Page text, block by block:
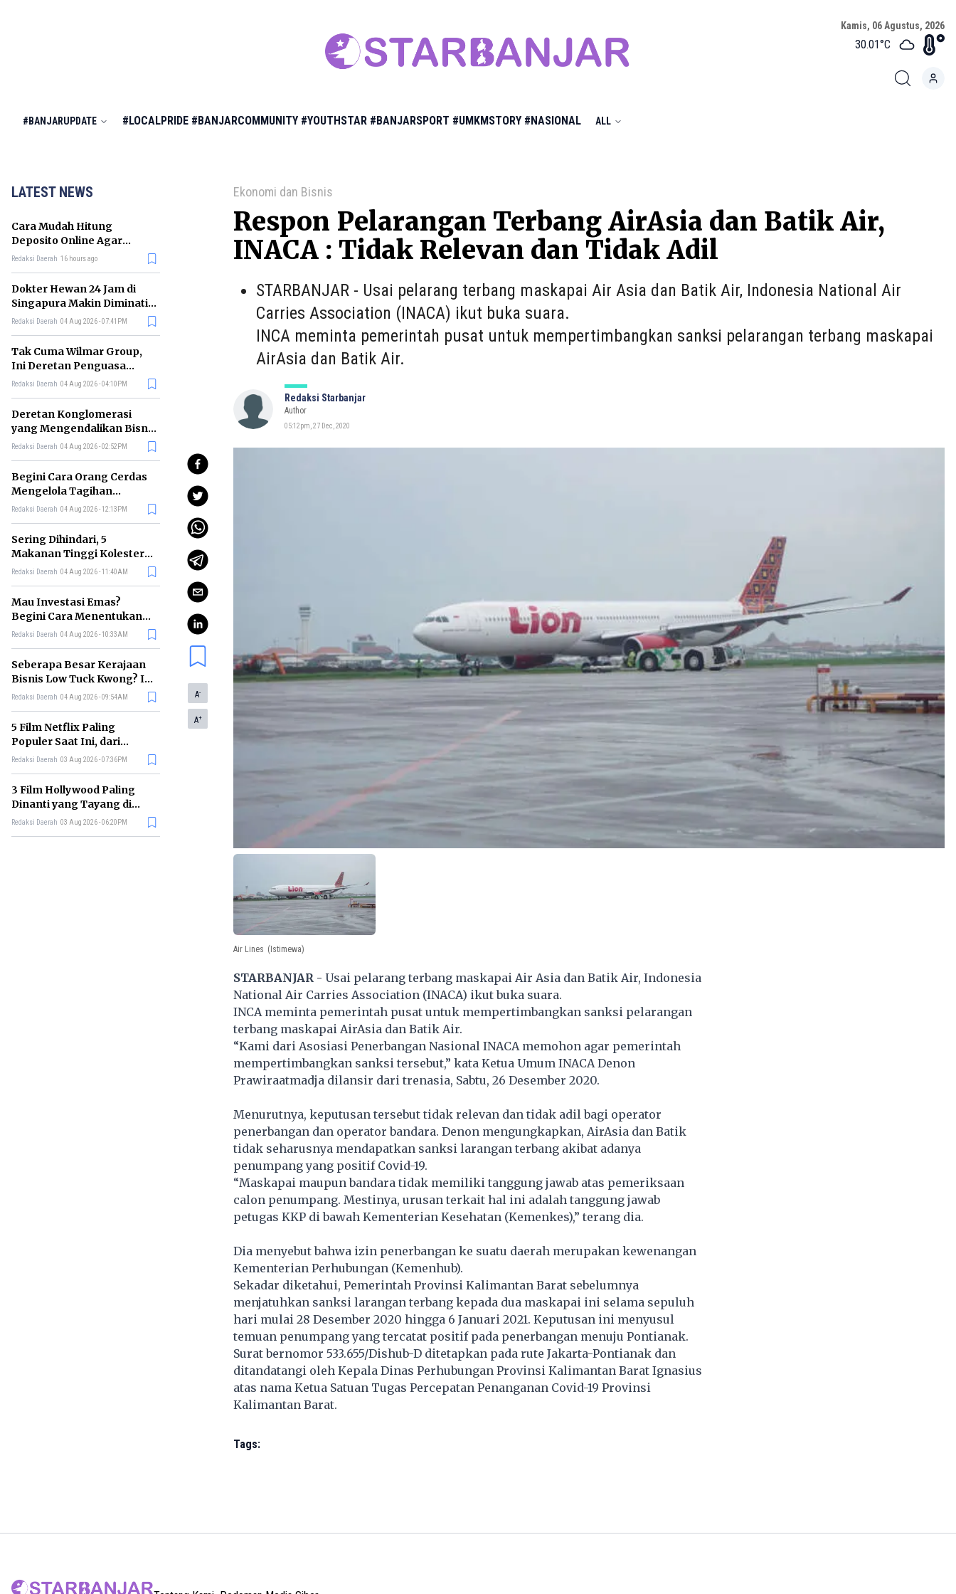
Kamis, 06 Agustus, 2026
30.01°C
#BANJARUPDATE #LOCALPRIDE #BANJARCOMMUNITY #YOUTHSTAR #BANJARSPORT #UMKMSTORY #NASIONAL ALL
LATEST NEWS
Cara Mudah Hitung
Deposito Online Agar
Untung dalam Jangka
Redaksi Daerah 16 hours ago
Dokter Hewan 24 Jam di
Singapura Makin Diminati,
Ini Alasannya
Redaksi Daerah 04 Aug 2026 - 07:41PM
Tak Cuma Wilmar Group,
Ini Deretan Penguasa
Bisnis Beras di Indonesia
Redaksi Daerah 04 Aug 2026 - 04:10PM
Deretan Konglomerasi
yang Mengendalikan Bisnis
Media Nasional, Siapa Saja?
Redaksi Daerah 04 Aug 2026 - 02:52PM
Begini Cara Orang Cerdas
Mengelola Tagihan
Bulanan agar Bebas Telat
Redaksi Daerah 04 Aug 2026 - 12:13PM
Sering Dihindari, 5
Makanan Tinggi Kolesterol
Ini Ternyata Menyehatkan
Redaksi Daerah 04 Aug 2026 - 11:40AM
Mau Investasi Emas?
Begini Cara Menentukan
Waktu Terbaik untuk
Redaksi Daerah 04 Aug 2026 - 10:33AM
Seberapa Besar Kerajaan
Bisnis Low Tuck Kwong? Ini
Pohon Usaha Pemilik BYAN
Redaksi Daerah 04 Aug 2026 - 09:54AM
5 Film Netflix Paling
Populer Saat Ini, dari
Thriller hingga Drama Seru
Redaksi Daerah 03 Aug 2026 - 07:36PM
3 Film Hollywood Paling
Dinanti yang Tayang di
Bioskop Agustus 2026
Redaksi Daerah 03 Aug 2026 - 06:20PM
Ekonomi dan Bisnis
Respon Pelarangan Terbang AirAsia dan Batik Air,
INACA : Tidak Relevan dan Tidak Adil
STARBANJAR - Usai pelarang terbang maskapai Air Asia dan Batik Air, Indonesia National Air
Carries Association (INACA) ikut buka suara.
INCA meminta pemerintah pusat untuk mempertimbangkan sanksi pelarangan terbang maskapai
AirAsia dan Batik Air.
Redaksi Starbanjar
Author
05:12pm, 27 Dec, 2020
A-
A+
Air Lines (Istimewa)
STARBANJAR - Usai pelarang terbang maskapai Air Asia dan Batik Air, Indonesia
National Air Carries Association (INACA) ikut buka suara.
INCA meminta pemerintah pusat untuk mempertimbangkan sanksi pelarangan
terbang maskapai AirAsia dan Batik Air.
“Kami dari Asosiasi Penerbangan Nasional INACA memohon agar pemerintah
mempertimbangkan sanksi tersebut,” kata Ketua Umum INACA Denon
Prawiraatmadja dilansir dari trenasia, Sabtu, 26 Desember 2020.
Menurutnya, keputusan tersebut tidak relevan dan tidak adil bagi operator
penerbangan dan operator bandara. Denon mengungkapkan, AirAsia dan Batik
tidak seharusnya mendapatkan sanksi larangan terbang akibat adanya
penumpang yang positif Covid-19.
“Maskapai maupun bandara tidak memiliki tanggung jawab atas pemeriksaan
calon penumpang. Mestinya, urusan terkait hal ini adalah tanggung jawab
petugas KKP di bawah Kementerian Kesehatan (Kemenkes),” terang dia.
Dia menyebut bahwa izin penerbangan ke suatu daerah merupakan kewenangan
Kementerian Perhubungan (Kemenhub).
Sekadar diketahui, Pemerintah Provinsi Kalimantan Barat sebelumnya
menjatuhkan sanksi larangan terbang kepada dua maskapai ini selama sepuluh
hari mulai 28 Desember 2020 hingga 6 Januari 2021. Keputusan ini menyusul
temuan penumpang yang tercatat positif pada penerbangan menuju Pontianak.
Surat bernomor 533.655/Dishub-D ditetapkan pada rute Jakarta-Pontianak dan
ditandatangi oleh Kepala Dinas Perhubungan Provinsi Kalimantan Barat Ignasius
atas nama Ketua Satuan Tugas Percepatan Penanganan Covid-19 Provinsi
Kalimantan Barat.
Tags: